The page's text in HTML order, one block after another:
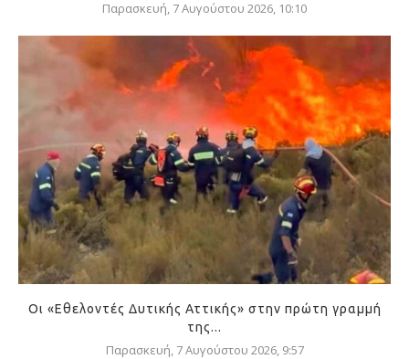
Παρασκευή, 7 Αυγούστου 2026, 10:10
Οι «Εθελοντές Δυτικής Αττικής» στην πρώτη γραμμή
της...
Παρασκευή, 7 Αυγούστου 2026, 9:57